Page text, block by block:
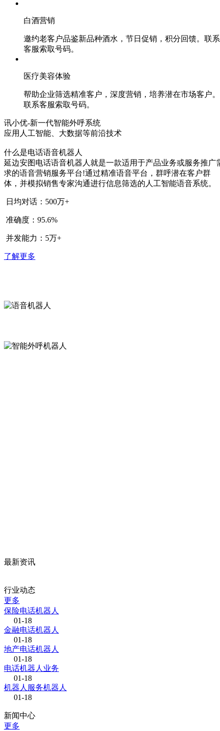
白酒营销
邀约老客户品鉴新品种酒水，节日促销，积分回馈。联系
客服索取号码。
医疗美容体验
帮助企业筛选精准客户，深度营销，培养潜在市场客户。
联系客服索取号码。
讯小优-新一代智能外呼系统
应用人工智能、大数据等前沿技术
什么是电话语音机器人
延边安图电话语音机器人就是一款适用于产品业务或服务推广
求的语音营销服务平台!通过精准语音平台，群呼潜在客户群
体，并模拟销售专家沟通进行信息筛选的人工智能语音系统。
日均对话：500万+
准确度：95.6%
并发能力：5万+
了解更多
最新资讯
行业动态
更多
保险电话机器人
01-18
金融电话机器人
01-18
地产电话机器人
01-18
电话机器人业务
01-18
机器人服务机器人
01-18
新闻中心
更多